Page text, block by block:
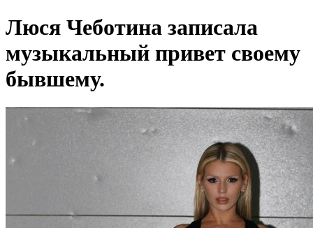
Люся Чеботина записала
музыкальный привет своему
бывшему.